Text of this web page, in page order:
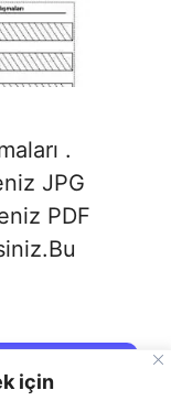
için
.
JPG
PDF
Fazlası →